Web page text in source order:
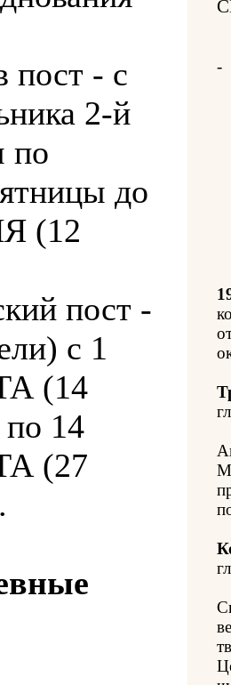
пост - с
2-й
по
до
(12
пост -
с 1
(14
по 14
(27
-